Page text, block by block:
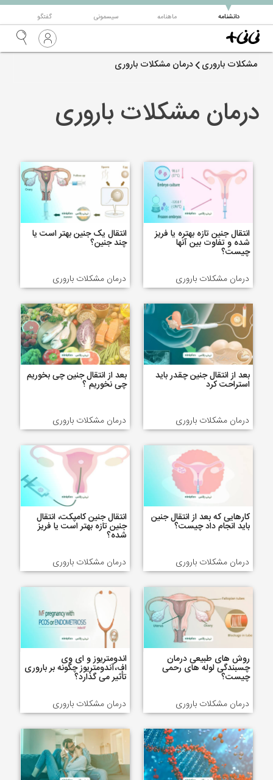
دانشنامه
▼ ماهنامه سیسمونی گفتگو
مشکلات باروری درمان مشکلات باروری
درمان مشکلات باروری
انتقال جنین تازه بهتره یا فریز
شده و تفاوت بین آنها
چیست؟
درمان مشکلات باروری
انتقال یک جنین بهتر است یا
چند جنین؟
درمان مشکلات باروری
بعد از انتقال جنین چقدر باید
استراحت کرد
درمان مشکلات باروری
بعد از انتقال جنین چی بخوریم
چی نخوریم ؟
درمان مشکلات باروری
کارهایی که بعد از انتقال جنین
باید انجام داد چیست؟
درمان مشکلات باروری
انتقال جنین کامپکت، انتقال
جنین تازه بهتر است یا فریز
شده؟
درمان مشکلات باروری
روش های طبیعی درمان
چسبندگی لوله های رحمی
چیست؟
درمان مشکلات باروری
اندومتریوز و ای وی
اف،آندومتریوز چگونه بر باروری
تأثیر می گذارد؟
درمان مشکلات باروری